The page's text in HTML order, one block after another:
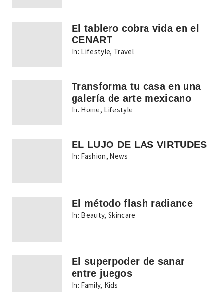
El tablero cobra vida en el
CENART
In: Lifestyle, Travel
Transforma tu casa en una
galería de arte mexicano
In: Home, Lifestyle
EL LUJO DE LAS VIRTUDES
In: Fashion, News
El método flash radiance
In: Beauty,Skincare
El superpoder de sanar
entre juegos
In: Family, Kids